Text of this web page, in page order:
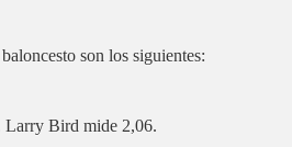
son los siguientes:
Larry Bird mide 2,06.